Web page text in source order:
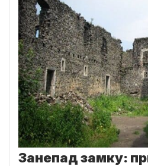
Занепад замку: